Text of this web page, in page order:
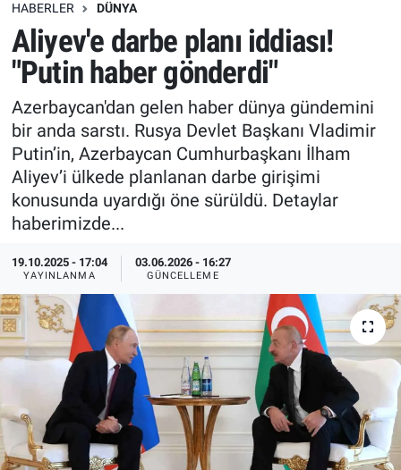
HABERLER DÜNYA
Aliyev'e darbe planı iddiası!
"Putin haber gönderdi"
Azerbaycan'dan gelen haber dünya gündemini
bir anda sarstı. Rusya Devlet Başkanı Vladimir
Putin’in, Azerbaycan Cumhurbaşkanı İlham
Aliyev’i ülkede planlanan darbe girişimi
konusunda uyardığı öne sürüldü. Detaylar
haberimizde...
19.10.2025 - 17:04
YAYINLANMA
03.06.2026 - 16:27
GÜNCELLEME
Erişim Bilgileri
Ekonomi
Trend
Özel Haberler
Yazarlar
Erişim Bilgileri
Spor
Ekonomi
Dünya
Medya
Özel Haberler
Kadın
Erişim Bilgileri
Sağlık
Teknoloji
Erişim Bilgileri
Tüm Manşetler
Son Dakika Haberleri
Haber Arşivi